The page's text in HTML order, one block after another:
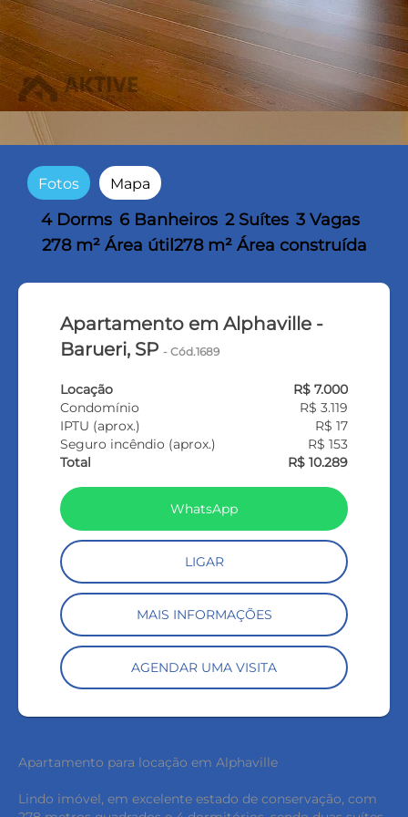
Fotos Mapa
4 Dorms 6 Banheiros 2 Suítes 3 Vagas
278 m² Área útil 278 m² Área construída
Apartamento em Alphaville -
Barueri, SP- Cód.1689
Locação
R$ 7.000
Condomínio
R$ 3.119
IPTU (aprox.)
R$ 17
Seguro incêndio (aprox.)
R$ 153
Total
R$ 10.289
WhatsApp
LIGAR
MAIS INFORMAÇÕES
AGENDAR UMA VISITA
Apartamento para locação em Alphaville
Lindo imóvel, em excelente estado de conservação, com